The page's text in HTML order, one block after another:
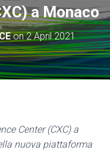
a Monaco
on2 April 2021
Center (CXC) a
nuova piattaforma